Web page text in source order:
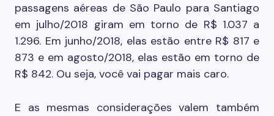
passagens aéreas de São Paulo para Santiago
em julho/2018 giram em torno de R$ 1.037 a
1.296. Em junho/2018, elas estão entre R$ 817 e
873 e em agosto/2018, elas estão em torno de
R$ 842. Ou seja, você vai pagar mais caro.
E as mesmas considerações valem também